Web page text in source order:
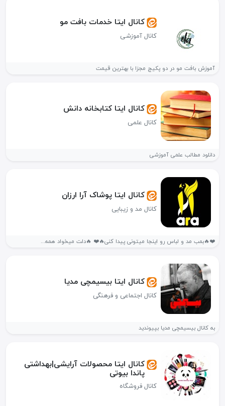
کانال ایتا خدمات بافت مو
کانال آموزشی
آموزش بافت مو در دو پکیج مجزا با بهترین قیمت
کانال ایتا کتابخانه دانش
کانال علمی
دانلود مطالب علمی آموزشی
کانال ایتا پوشاک آرا ارزان
کانال مد و زیبایی
❤️🔥بمب مد و لباس رو اینجا میتونی پیدا کنی🔥❤️ 🔥دلت میخواد همه...
کانال ایتا بیسیمچی مدیا
کانال اجتماعی و فرهنگی
به کانال بیسیمچی مدیا بپیوندید
کانال ایتا محصولات آرایشی|بهداشتی
پاندا بیوتی
کانال فروشگاه